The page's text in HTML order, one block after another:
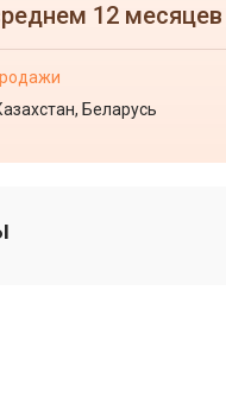
12 месяцев
Беларусь